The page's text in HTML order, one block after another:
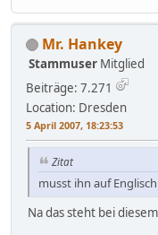
Mr. Hankey
Stammuser Mitglied
Beiträge: 7.271
Location: Dresden
5 April 2007, 18:23:53
Zitat
musst ihn auf
Na das steht bei